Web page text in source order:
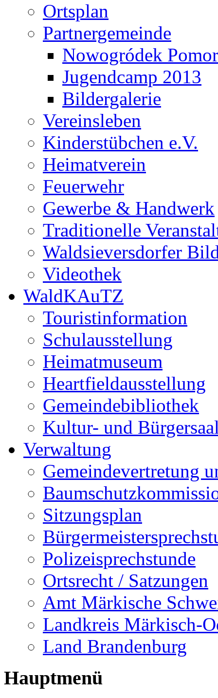
Ortsplan
Partnergemeinde
Nowogródek
Jugendcamp 2013
Bildergalerie
Vereinsleben
Kinderstübchen e.V.
Heimatverein
Feuerwehr
Gewerbe & Handwerk
Traditionelle
Waldsieversdorfer
Videothek
WaldKAuTZ
Touristinformation
Schulausstellung
Heimatmuseum
Heartfieldausstellung
Gemeindebibliothek
Kultur- und
Verwaltung
Gemeindevertretung
Sitzungsplan
Polizeisprechstunde
Ortsrecht / Satzungen
Amt Märkische
Landkreis Märkisch-
Land Brandenburg
Hauptmenü